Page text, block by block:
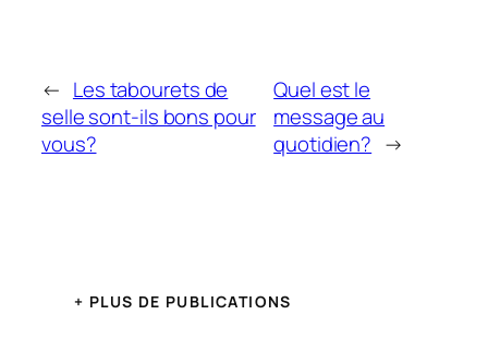
← Les tabourets de
selle sont-ils bons pour
vous?
Quel est le
message au
quotidien? →
+ PLUS DE PUBLICATIONS